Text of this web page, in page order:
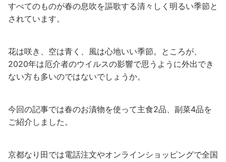
すべてのものが春の息吹を謳歌する清々しく明るい季節と
されています。
花は咲き、空は青く、風は心地いい季節。ところが、
2020年は厄介者のウイルスの影響で思うように外出でき
ない方も多いのではないでしょうか。
今回の記事では春のお漬物を使って主食2品、副菜4品を
ご紹介しました。
京都なり田では電話注文やオンラインショッピングで全国